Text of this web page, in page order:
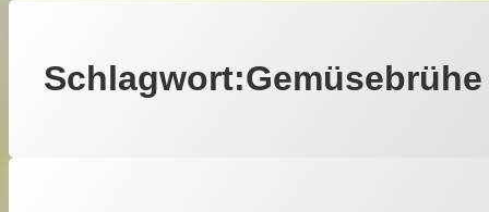
Schlagwort:Gemüsebrühe